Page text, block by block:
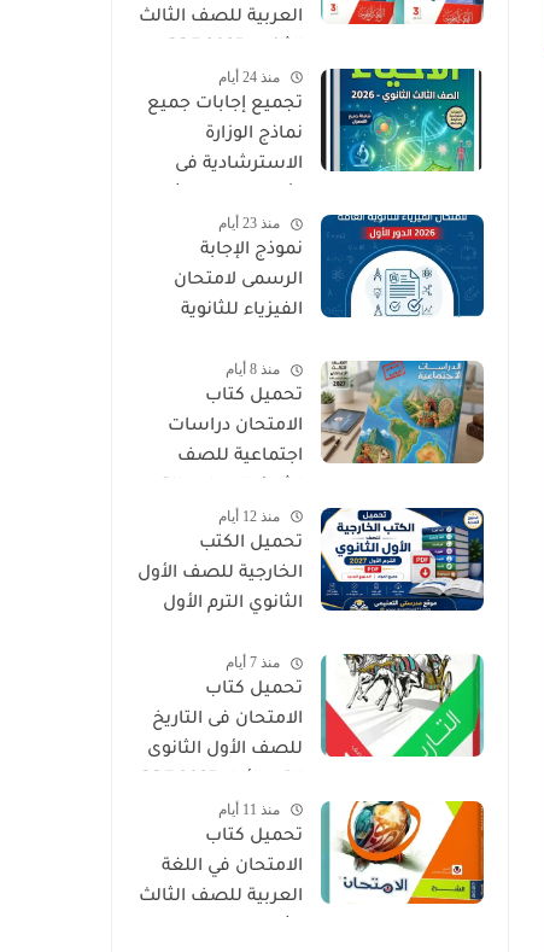
العربية للصف الثالث
كتاب الأسئلة
والتدريبات كامل
منذ 24 أيام
تجميع إجابات جميع
نماذج الوزارة
الاسترشادية فى
الثانوي 2026
منذ 23 أيام
نموذج الإجابة
الرسمى لامتحان
الفيزياء للثانوية
الأول
منذ 8 أيام
تحميل كتاب
الامتحان دراسات
اجتماعية للصف
الأول 2027 PDF
منذ 12 أيام
تحميل الكتب
الخارجية للصف الأول
الثانوي الترم الأول
المواد المنهج
الجديد)
منذ 7 أيام
تحميل كتاب
الامتحان فى التاريخ
للصف الأول الثانوى
النسخة الجديدة
منذ 11 أيام
تحميل كتاب
الامتحان في اللغة
العربية للصف الثالث